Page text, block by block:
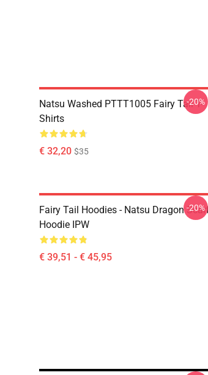
Natsu Washed PTTT1005 Fairy Tail T-
Shirts
€ 32,20 $35
-20%
Fairy Tail Hoodies - Natsu Dragon
Hoodie IPW
€ 39,51 - € 45,95
-20%